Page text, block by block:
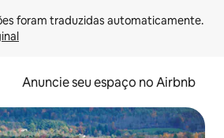
Anuncie seu espaço no Airbnb